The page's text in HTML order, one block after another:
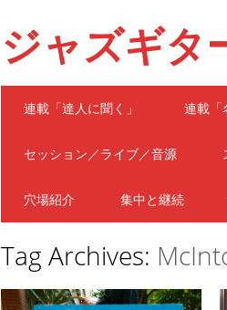
ジャズギタ
Main menu
連載「達人に聞く」 連載「
セッション／ライブ／音源
穴場紹介 集中と継続
Tag Archives: